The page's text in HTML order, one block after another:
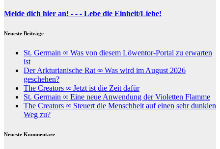
Melde dich hier an! - - - Lebe die Einheit/Liebe!
Neueste Beiträge
St. Germain ∞ Was von diesem Löwentor-Portal zu erwarten
ist
Der Arkturianische Rat ∞ Was wird im August 2026
geschehen?
The Creators ∞ Jetzt ist die Zeit dafür
St. Germain ∞ Eine neue Anwendung der Violetten Flamme
The Creators ∞ Steuert die Menschheit auf einen sehr dunklen
Weg zu?
Neueste Kommentare